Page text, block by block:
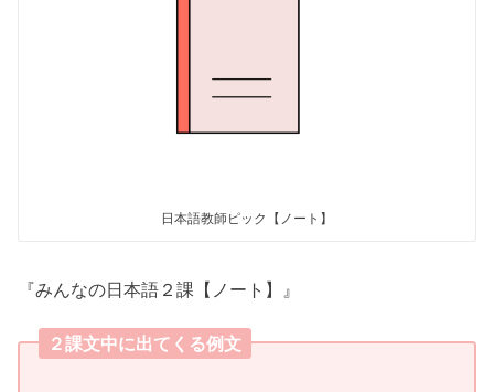
日本語教師ピック【ノート】
『みんなの日本語２課【ノート】』
２課文中に出てくる例文